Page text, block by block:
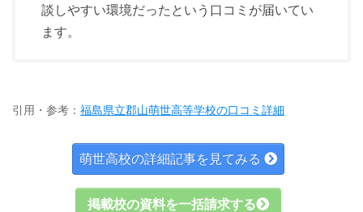
談しやすい環境だったという口コミが届いてい
ます。
引用・参考： 福島県立郡山萌世高等学校の口コミ詳細
萌世高校の詳細記事を見てみる
掲載校の資料を一括請求する